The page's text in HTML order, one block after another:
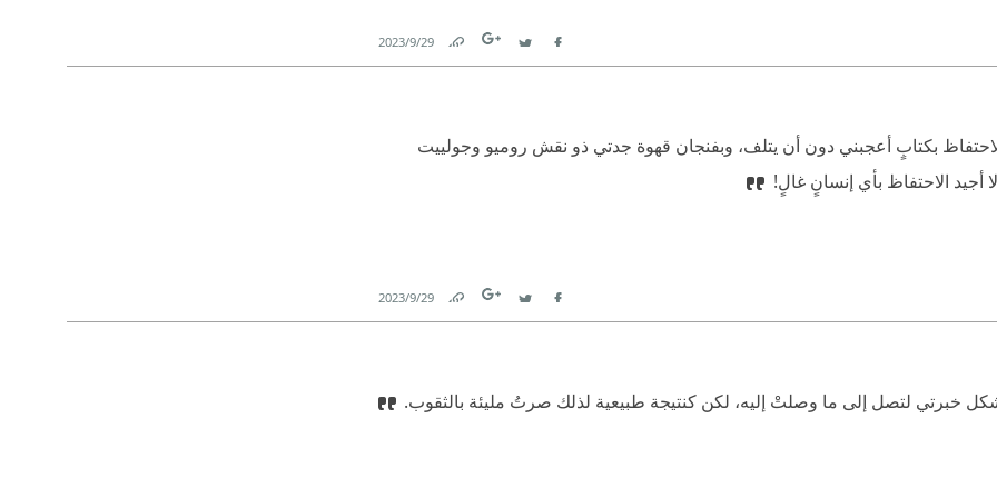
Facebook
Twitter
Link
29‏/9‏/2023
الاحتفاظ بكتابٍ أعجبني دون أن يتلف، وبفنجان قهوة جدتي ذو نقش روميو وجولييت
الاحتفاظ بأي إنسانٍ غالٍ!‏
Facebook
Twitter
Link
29‏/9‏/2023
خبرتي لتصل إلى ما وصلتْ إليه، لكن كنتيجة طبيعية لذلك صرتُ مليئة بالثقوب.